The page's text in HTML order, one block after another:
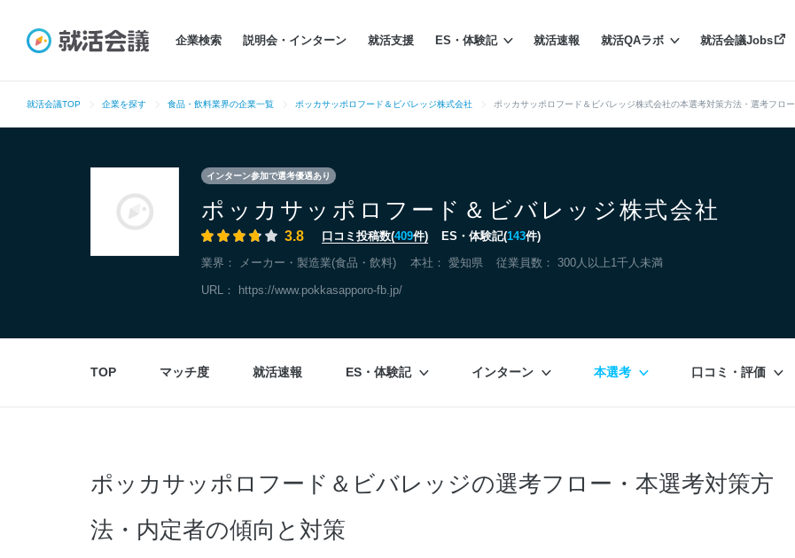
企業検索 説明会・インターン 就活支援 ES・体験記 就活速報 就活QAラボ 就活会議Jobs
就活会議TOP 企業を探す 食品・飲料業界の企業一覧 ポッカサッポロフード＆ビバレッジ株式会社 ポッカサッポロフード＆ビバレッジ株式会社の本選考対策方法・選考フロー
インターン参加で選考優遇あり
ポッカサッポロフード＆ビバレッジ株式会社
3.8 口コミ投稿数(409件) ES・体験記(143件)
業界： メーカー・製造業(食品・飲料) 本社： 愛知県 従業員数： 300人以上1千人未満
URL： https://www.pokkasapporo-fb.jp/
TOP マッチ度 就活速報 ES・体験記 インターン 本選考 口コミ・評価
ポッカサッポロフード＆ビバレッジの選考フロー・本選考対策方
法・内定者の傾向と対策